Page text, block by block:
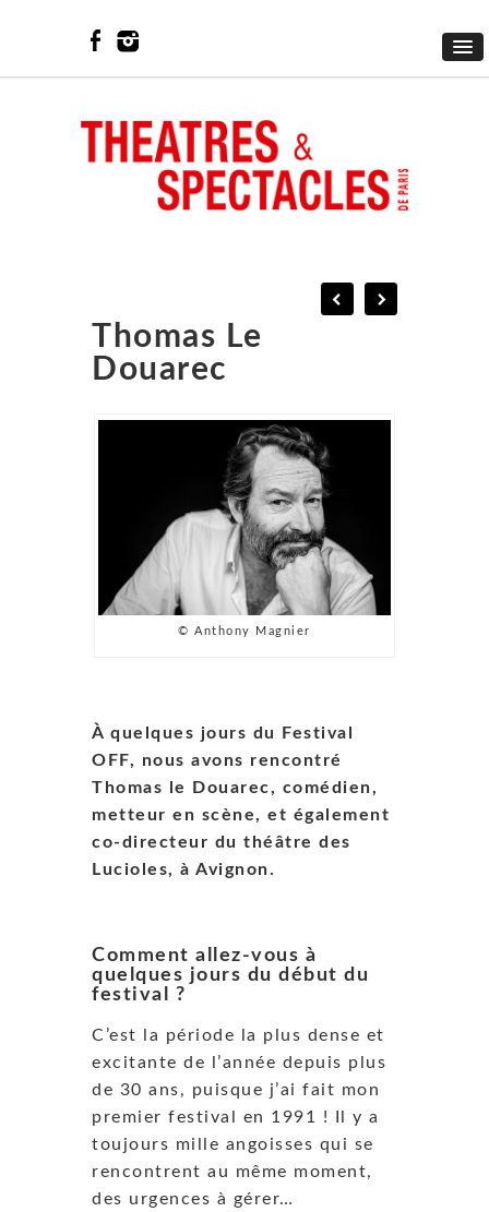
Thomas Le
Douarec
© Anthony Magnier
À quelques jours du Festival
OFF, nous avons rencontré
Thomas le Douarec, comédien,
metteur en scène, et également
co-directeur du théâtre des
Lucioles, à Avignon.
Comment allez-vous à
quelques jours du début du
festival ?
C’est la période la plus dense et
excitante de l’année depuis plus
de 30 ans, puisque j’ai fait mon
premier festival en 1991 ! Il y a
toujours mille angoisses qui se
rencontrent au même moment,
des urgences à gérer…